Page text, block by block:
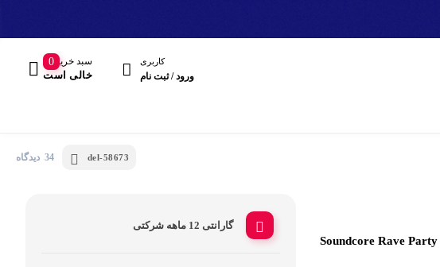
کاربری
ورود / ثبت نام
سبد خرید
خالی است
0
ساعت هوشمند
del-58673 34 دیدگاه
گارانتی 12 ماهه شرکتی